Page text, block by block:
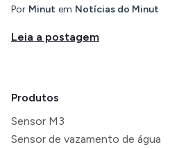
Por Minut em Notícias do Minut
Leia a postagem
Produtos
Sensor M3
Sensor de vazamento de água